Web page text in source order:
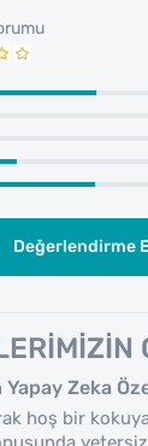
Değerlendirme
Yapay Zeka
hoş bir